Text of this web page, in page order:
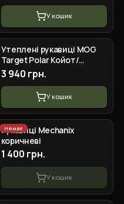
У кошик
+5вар.
Утеплені рукавиці MOG
Target Polar Койот/
Коричневий XXL
3 940 грн.
У кошик
Немає
+5вар.
Рукавиці Mechanix
коричневі
1 400 грн.
У кошик